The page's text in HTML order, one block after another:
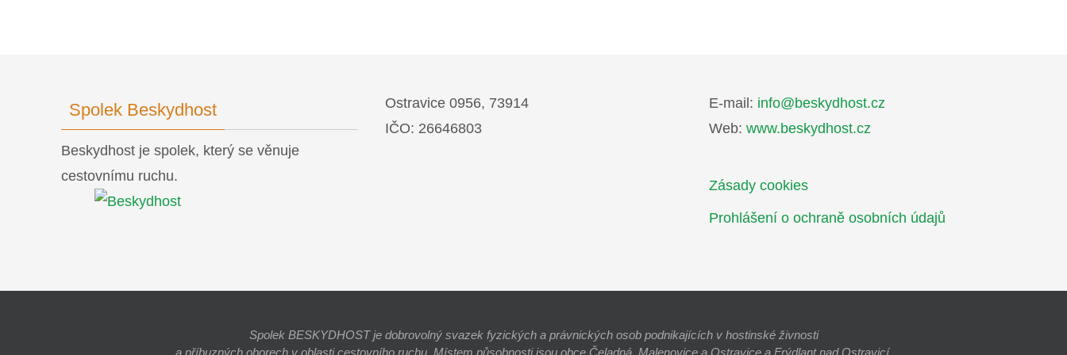
Spolek Beskydhost
Beskydhost je spolek, který se věnuje
cestovnímu ruchu.
Ostravice 0956, 73914
IČO: 26646803
E-mail: info@beskydhost.cz
Web: www.beskydhost.cz
Zásady cookies
Prohlášení o ochraně osobních údajů
Spolek BESKYDHOST je dobrovolný svazek fyzických a právnických osob podnikajících v hostinské živnosti
a příbuzných oborech v oblasti cestovního ruchu. Místem působnosti jsou obce Čeladná, Malenovice a Ostravice a Frýdlant nad Ostravicí.